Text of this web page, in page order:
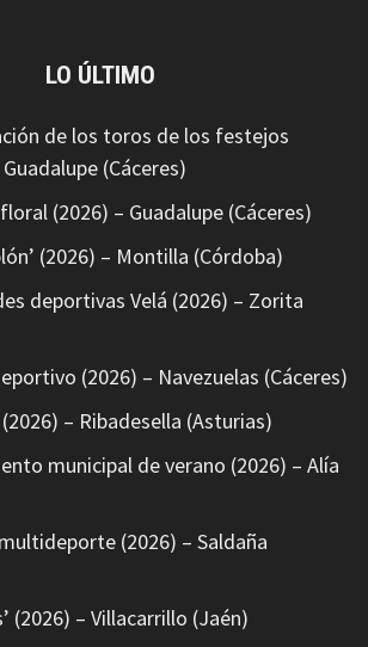
LO ÚLTIMO
de los toros de los festejos
(Cáceres)
(2026) – Guadalupe (Cáceres)
(2026) – Montilla (Córdoba)
deportivas Velá (2026) – Zorita
(2026) – Navezuelas (Cáceres)
(2026) – Ribadesella (Asturias)
municipal de verano (2026) – Alía
(2026) – Saldaña
(2026) – Villacarrillo (Jaén)